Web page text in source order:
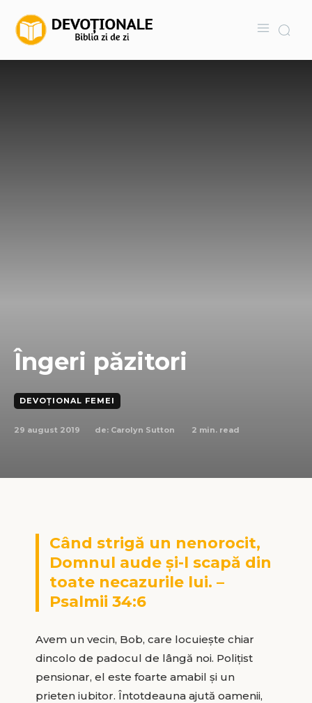
Îngeri păzitori
DEVOȚIONAL FEMEI
29 august 2019 de: Carolyn Sutton 2 min. read
Când strigă un nenorocit,
Domnul aude şi-l scapă din
toate necazurile lui. –
Psalmii 34:6
Avem un vecin, Bob, care locuieşte chiar
dincolo de padocul de lângă noi. Poliţist
pensionar, el este foarte amabil şi un
prieten iubitor. Întotdeauna ajută oamenii,